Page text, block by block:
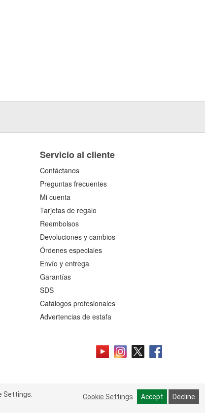
Settings. Cookie Settings Accept Decline
Servicio al cliente
Contáctanos
Preguntas frecuentes
Mi cuenta
Tarjetas de regalo
Reembolsos
Devoluciones y cambios
Órdenes especiales
Envío y entrega
Garantías
SDS
Catálogos profesionales
Advertencias de estafa
Settings.
Cookie Settings Accept Decline